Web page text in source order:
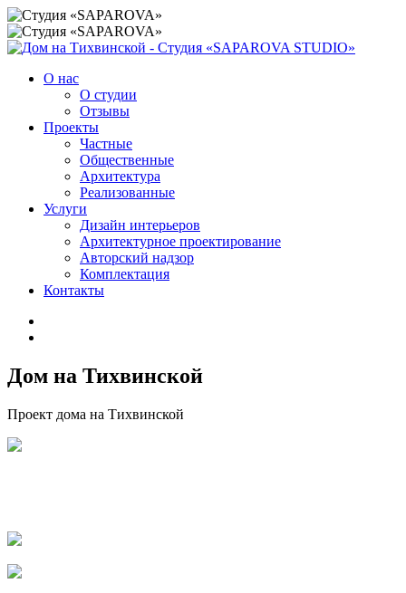
О нас
О студии
Отзывы
Проекты
Частные
Общественные
Архитектура
Реализованные
Услуги
Дизайн интерьеров
Архитектурное проектирование
Авторский надзор
Комплектация
Контакты
Дом на Тихвинской
Проект дома на Тихвинской